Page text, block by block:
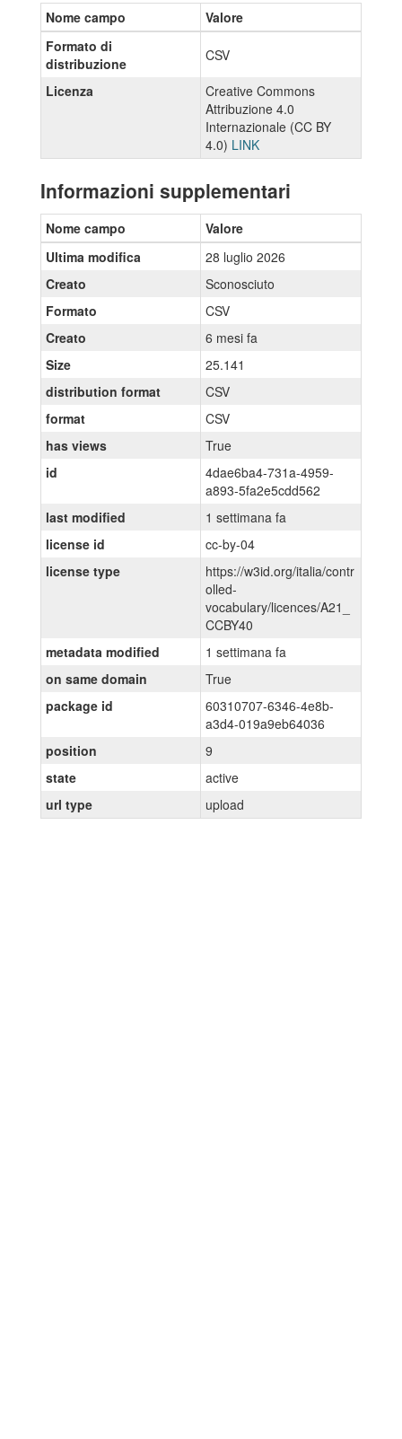
Nome campo
Valore
Formato di
distribuzione
CSV
Licenza
Creative Commons
Attribuzione 4.0
Internazionale (CC BY
4.0) LINK
Informazioni supplementari
Nome campo
Valore
Ultima modifica
28 luglio 2026
Creato
Sconosciuto
Formato
CSV
Creato
6 mesi fa
Size
25.141
distribution format
CSV
format
CSV
has views
True
id
4dae6ba4-731a-4959-
a893-5fa2e5cdd562
last modified
1 settimana fa
license id
cc-by-04
license type
https://w3id.org/italia/contr
olled-
vocabulary/licences/A21_
CCBY40
metadata modified
1 settimana fa
on same domain
True
package id
60310707-6346-4e8b-
a3d4-019a9eb64036
position
9
state
active
url type
upload